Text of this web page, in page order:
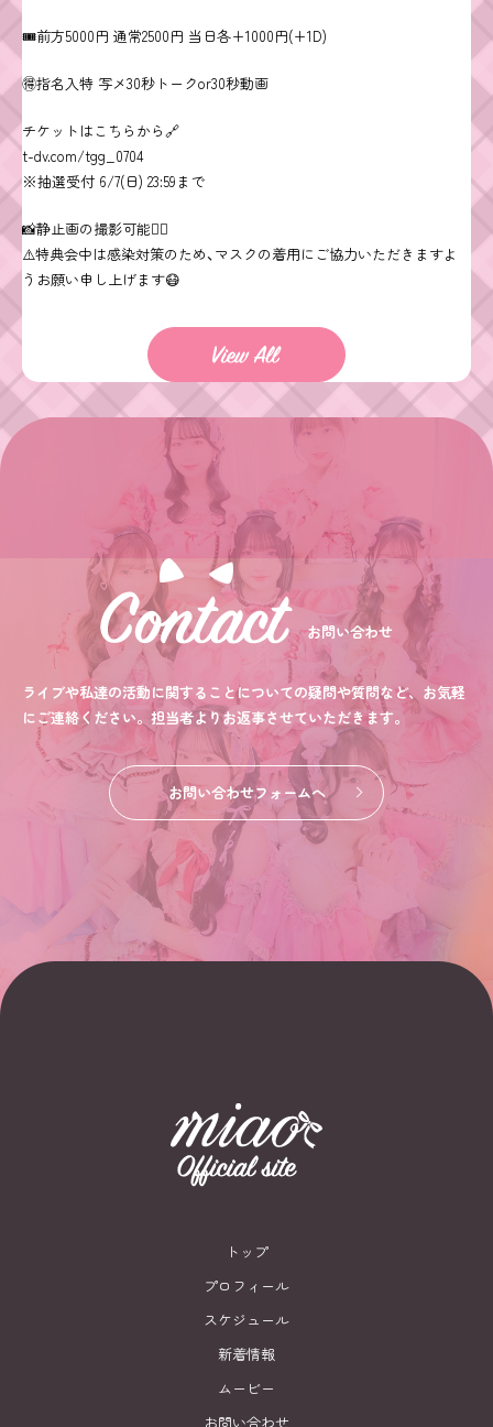
🎟前方5000円 通常2500円 当日各+1000円(+1D)
🉐指名入特 写メ30秒トークor30秒動画
チケットはこちらから🔗
t-dv.com/tgg_0704
※抽選受付 6/7(日) 23:59まで
📸静止画の撮影可能👌🏻
⚠️特典会中は感染対策のため、マスクの着用にご協力いただきますよ
うお願い申し上げます😷
お問い合わせ
ライブや私達の活動に関することについての疑問や質問など、お気軽
にご連絡ください。担当者よりお返事させていただきます。
お問い合わせフォームへ
トップ
プロフィール
スケジュール
新着情報
ムービー
お問い合わせ